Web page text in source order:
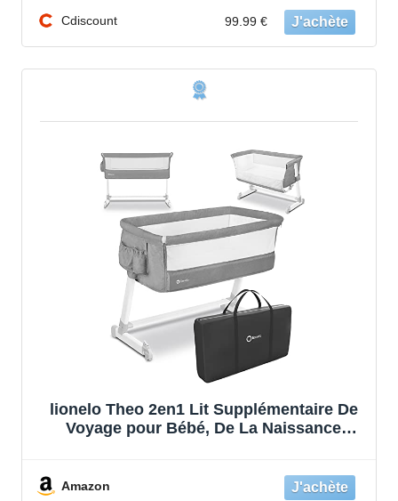
Cdiscount 99.99 €
lionelo Theo 2en1 Lit Supplémentaire De
Voyage pour Bébé, De La Naissance
Matelas Moustiquaire, Gris
Amazon